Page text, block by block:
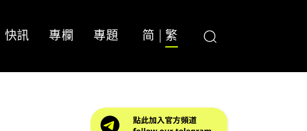
快訊 專欄 專題 简 繁